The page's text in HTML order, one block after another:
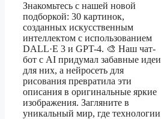
Знакомьтесь с нашей новой
подборкой: 30 картинок,
созданных искусственным
интеллектом с использованием
DALL·E 3 и GPT-4. 🎨 Наш чат-
бот с AI придумал забавные идеи
для них, а нейросеть для
рисования превратила эти
описания в оригинальные яркие
изображения. Загляните в
уникальный мир, где технологии